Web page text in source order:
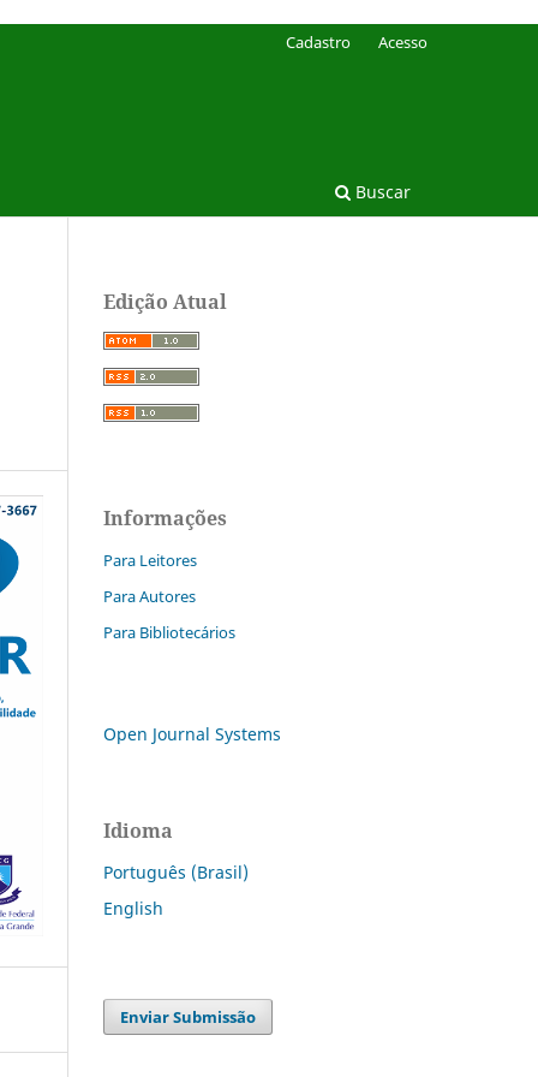
Buscar
Cadastro Acesso
Edição Atual
Informações
Para Leitores
Para Autores
Para Bibliotecários
Open Journal Systems
Idioma
Português (Brasil)
English
Enviar Submissão